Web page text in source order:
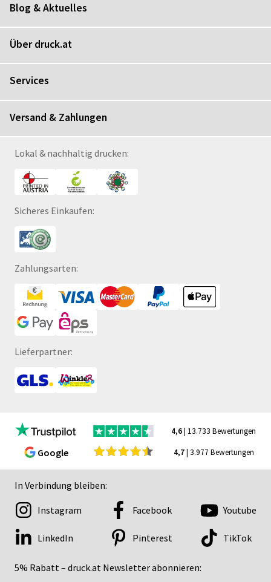
Blog & Aktuelles
Über druck.at
Services
Versand & Zahlungen
Lokal & nachhaltig drucken:
Sicheres Einkaufen:
Zahlungsarten:
Lieferpartner:
4,6| 13.733 Bewertungen
Google 4,7| 3.977 Bewertungen
In Verbindung bleiben:
5% Rabatt – druck.at Newsletter abonnieren:
Instagram Facebook Youtube
LinkedIn Pinterest TikTok